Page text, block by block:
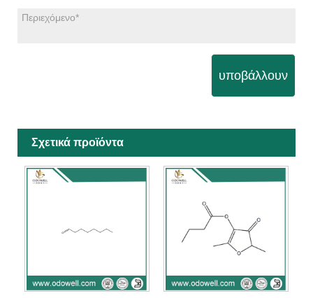
υποβάλλουν
Σχετικά προϊόντα